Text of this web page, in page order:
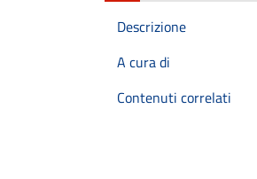
Descrizione
A cura di
Contenuti correlati